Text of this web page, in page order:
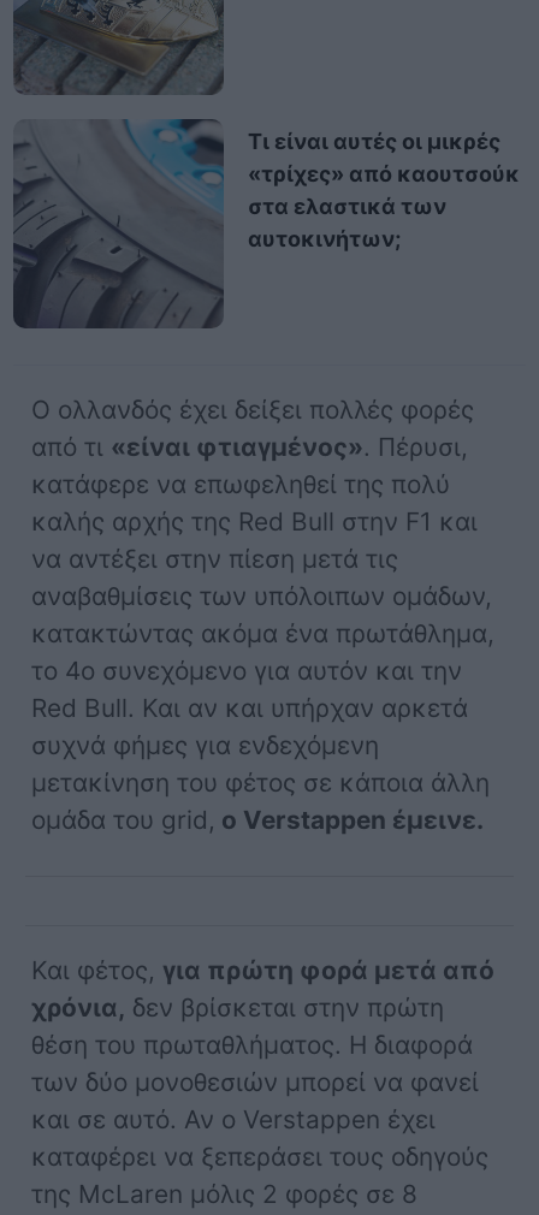
Τι είναι αυτές οι μικρές
«τρίχες» από καουτσούκ
στα ελαστικά των
αυτοκινήτων;
O ολλανδός έχει δείξει πολλές φορές
από τι «είναι φτιαγμένος». Πέρυσι,
κατάφερε να επωφεληθεί της πολύ
καλής αρχής της Red Bull στην F1 και
να αντέξει στην πίεση μετά τις
αναβαθμίσεις των υπόλοιπων ομάδων,
κατακτώντας ακόμα ένα πρωτάθλημα,
το 4ο συνεχόμενο για αυτόν και την
Red Bull. Και αν και υπήρχαν αρκετά
συχνά φήμες για ενδεχόμενη
μετακίνηση του φέτος σε κάποια άλλη
ομάδα του grid, ο Verstappen έμεινε.
Και φέτος, για πρώτη φορά μετά από
χρόνια, δεν βρίσκεται στην πρώτη
θέση του πρωταθλήματος. Η διαφορά
των δύο μονοθεσιών μπορεί να φανεί
και σε αυτό. Αν ο Verstappen έχει
καταφέρει να ξεπεράσει τους οδηγούς
της McLaren μόλις 2 φορές σε 8